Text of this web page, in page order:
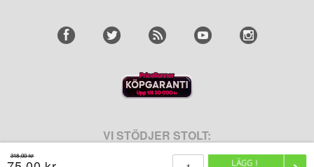
318,00 kr
VI STÖDJER STOLT: